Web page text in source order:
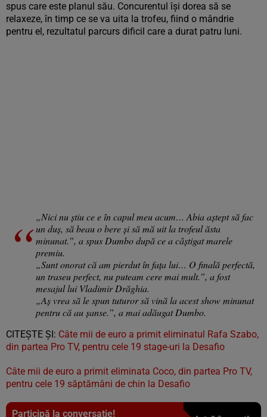
spus care este planul său. Concurentul își dorea să se
relaxeze, în timp ce se va uita la trofeu, fiind o mândrie
pentru el, rezultatul parcurs dificil care a durat patru luni.
„Nici nu știu ce e în capul meu acum… Abia aștept să fac
un duș, să beau o bere și să mă uit la trofeul ăsta
minunat.”, a spus Dumbo după ce a câștigat marele
premiu.
„Sunt onorat că am pierdut în fața lui… O finală perfectă,
un traseu perfect, nu puteam cere mai mult.”, a fost
mesajul lui Vladimir Drăghia.
„Aș vrea să le spun tuturor să vină la acest show minunat
pentru că au șanse.”, a mai adăugat Dumbo.
CITEȘTE ȘI: Câte mii de euro a primit eliminatul Rafa Szabo,
din partea Pro TV, pentru cele 19 stage-uri la Desafio
Câte mii de euro a primit eliminata Coco, din partea Pro TV,
pentru cele 19 săptămâni de chin la Desafio
Participă la conversație!